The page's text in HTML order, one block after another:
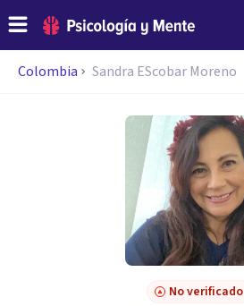
Colombia Sandra EScobar Moreno
No verificado